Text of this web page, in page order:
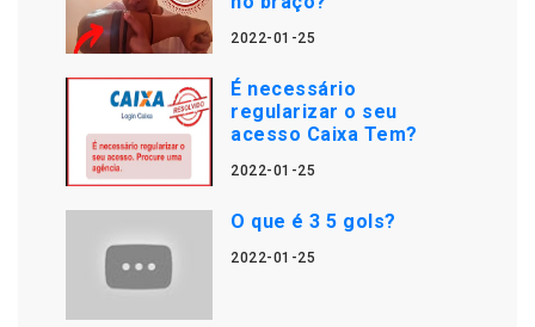
2022-01-25
É necessário
regularizar o seu
acesso Caixa Tem?
2022-01-25
O que é 3 5 gols?
2022-01-25